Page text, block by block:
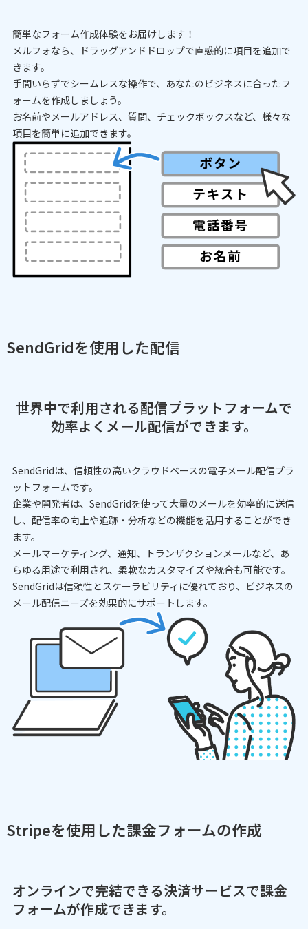
簡単なフォーム作成体験をお届けします！
メルフォなら、ドラッグアンドドロップで直感的に項目を追加で
きます。
手間いらずでシームレスな操作で、あなたのビジネスに合ったフ
ォームを作成しましょう。
お名前やメールアドレス、質問、チェックボックスなど、様々な
項目を簡単に追加できます。
SendGridを使用した配信
世界中で利用される配信プラットフォームで
効率よくメール配信ができます。
SendGridは、信頼性の高いクラウドベースの電子メール配信プラ
ットフォームです。
企業や開発者は、SendGridを使って大量のメールを効率的に送信
し、配信率の向上や追跡・分析などの機能を活用することができ
ます。
メールマーケティング、通知、トランザクションメールなど、あ
らゆる用途で利用され、柔軟なカスタマイズや統合も可能です。
SendGridは信頼性とスケーラビリティに優れており、ビジネスの
メール配信ニーズを効果的にサポートします。
Stripeを使用した課金フォームの作成
オンラインで完結できる決済サービスで課金
フォームが作成できます。